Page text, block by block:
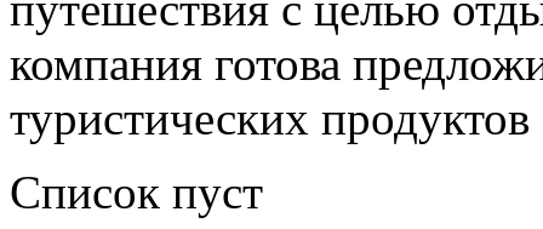
компания готова
туристических продуктов
Список пуст